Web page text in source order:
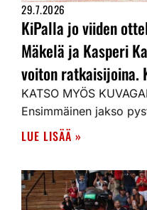
29.7.2026
KiPalla jo viiden
Mäkelä ja Kasperi
voiton ratkaisijoina.
KATSO MYÖS
Ensimmäinen jakso
LUE LISÄÄ »